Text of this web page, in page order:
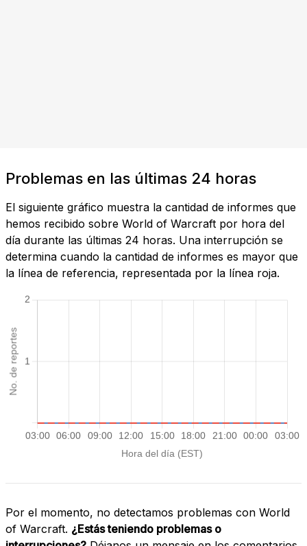
Problemas en las últimas 24 horas
El siguiente gráfico muestra la cantidad de informes que
hemos recibido sobre World of Warcraft por hora del
día durante las últimas 24 horas. Una interrupción se
determina cuando la cantidad de informes es mayor que
la línea de referencia, representada por la línea roja.
Por el momento, no detectamos problemas con World
of Warcraft. ¿Estás teniendo problemas o